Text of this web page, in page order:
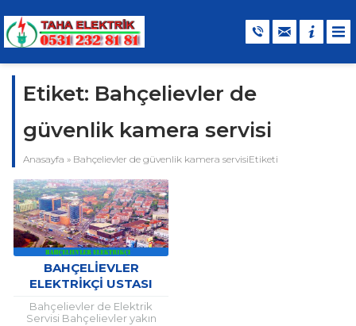
Etiket: Bahçelievler de
güvenlik kamera servisi
Anasayfa » Bahçelievler de güvenlik kamera servisiEtiketi
BAHÇELIEVLER
ELEKTRIKÇI USTASI
Bahçelievler de Elektrik
Servisi Bahçelievler yakın